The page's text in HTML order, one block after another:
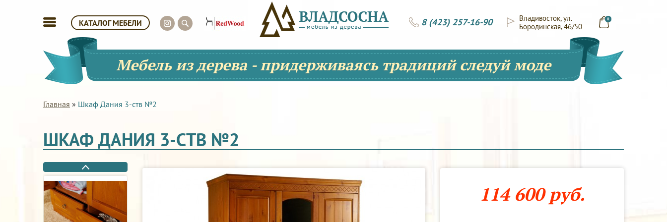
КАТАЛОГ МЕБЕЛИ 0
Владивосток, ул.
Бородинская, 46/50
8 (423) 257-16-90
Мебель из дерева - придерживаясь традиций следуй моде
Главная » Шкаф Дания 3-ств №2
ШКАФ ДАНИЯ 3-СТВ №2
114 600 руб.